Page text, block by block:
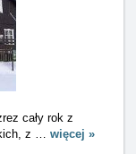
cały rok z
z … więcej »